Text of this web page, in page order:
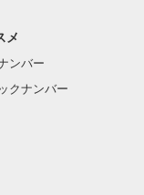
メ
ンバー
クナンバー